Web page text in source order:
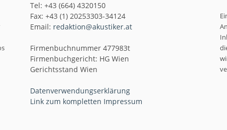
Tel: +43 (664) 4320150
Fax: +43 (1) 20253303-34124
Email: redaktion@akustiker.at
Firmenbuchnummer 477983t
Firmenbuchgericht: HG Wien
Gerichtsstand Wien
Datenverwendungserklärung
Link zum kompletten Impressum